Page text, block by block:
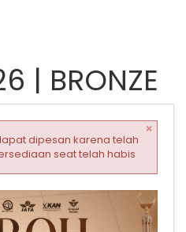
| BRONZE
dipesan karena telah
seat telah habis
×